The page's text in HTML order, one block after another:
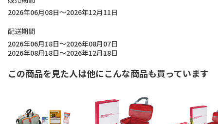
2026年06月08日～2026年12月11日
配送期間
2026年06月18日～2026年08月07日
2026年08月18日～2026年12月18日
この商品を見た人は他にこんな商品も買っています